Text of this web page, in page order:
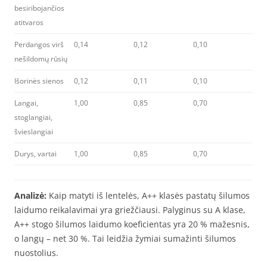
besiribojančios
atitvaros
Perdangos virš
nešildomų rūsių
0,14 0,12 0,10
Išorinės sienos 0,12 0,11 0,10
Langai,
stoglangiai,
švieslangiai
1,00 0,85 0,70
Durys, vartai 1,00 0,85 0,70
Analizė: Kaip matyti iš lentelės, A++ klasės pastatų šilumos
laidumo reikalavimai yra griežčiausi. Palyginus su A klase,
A++ stogo šilumos laidumo koeficientas yra 20 % mažesnis,
o langų – net 30 %. Tai leidžia žymiai sumažinti šilumos
nuostolius.